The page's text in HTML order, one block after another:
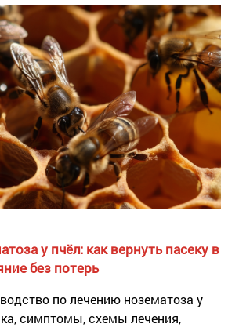
у пчёл: как вернуть пасеку в
без потерь
по лечению нозематоза у
симптомы, схемы лечения,